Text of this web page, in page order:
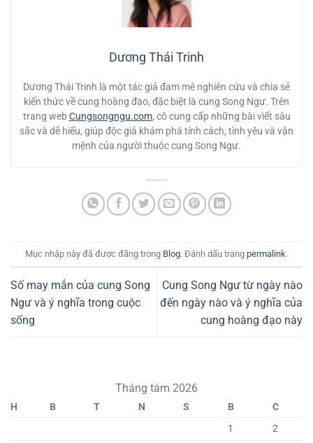
Dương Thái Trinh
Dương Thái Trinh là một tác giả đam mê nghiên cứu và chia sẻ
kiến thức về cung hoàng đạo, đặc biệt là cung Song Ngư. Trên
trang web Cungsongngu.com, cô cung cấp những bài viết sâu
sắc và dễ hiểu, giúp độc giả khám phá tính cách, tình yêu và vận
mệnh của người thuộc cung Song Ngư.
Mục nhập này đã được đăng trong Blog. Đánh dấu trang permalink.
Số may mắn của cung Song
Ngư và ý nghĩa trong cuộc
sống
Cung Song Ngư từ ngày nào
đến ngày nào và ý nghĩa của
cung hoàng đạo này
Tháng tám 2026
H B T N S B
C
1
2